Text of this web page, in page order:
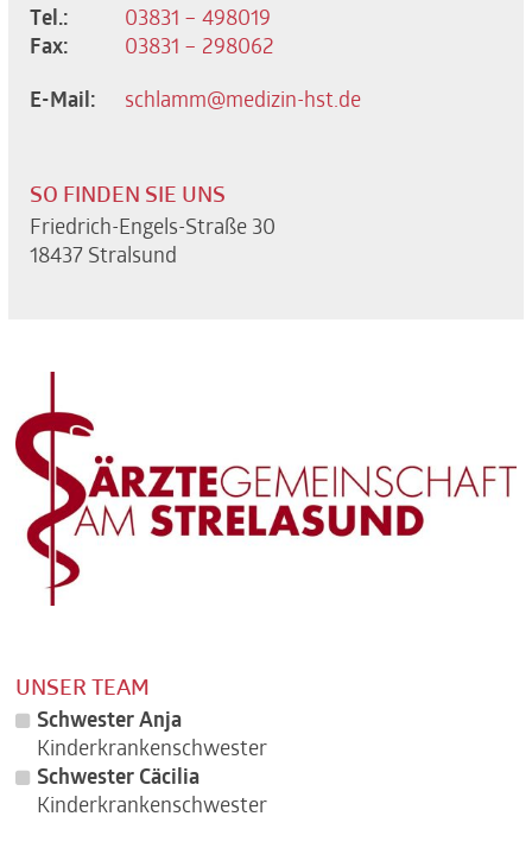
Tel.:
03831 – 498019
Fax:
03831 – 298062
E-Mail: schlamm@medizin-hst.de
SO FINDEN SIE UNS
Friedrich-Engels-Straße 30
18437 Stralsund
UNSER TEAM
Schwester Anja
Kinderkrankenschwester
Schwester Cäcilia
Kinderkrankenschwester